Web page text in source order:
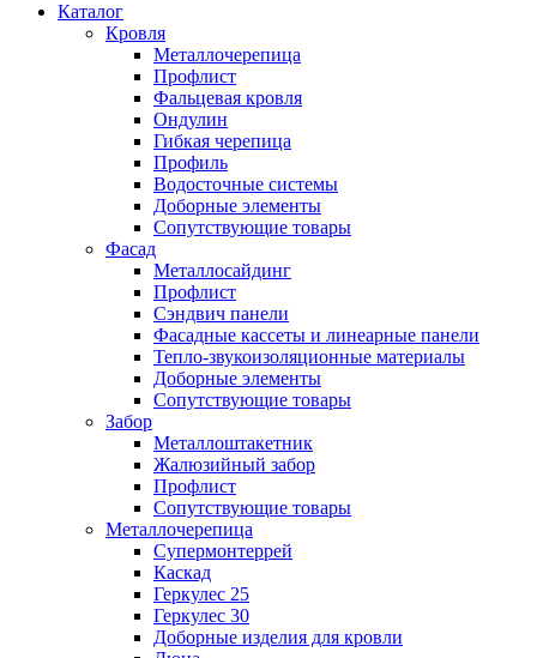
Каталог
Кровля
Металлочерепица
Профлист
Фальцевая кровля
Ондулин
Гибкая черепица
Профиль
Водосточные системы
Доборные элементы
Сопутствующие товары
Фасад
Металлосайдинг
Профлист
Сэндвич панели
Фасадные кассеты и линеарные панели
Тепло-звукоизоляционные материалы
Доборные элементы
Сопутствующие товары
Забор
Металлоштакетник
Жалюзийный забор
Профлист
Сопутствующие товары
Металлочерепица
Супермонтеррей
Каскад
Геркулес 25
Геркулес 30
Доборные изделия для кровли